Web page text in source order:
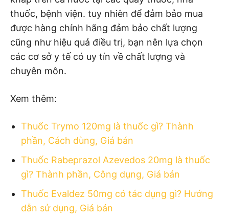
thuốc, bệnh viện. tuy nhiên để đảm bảo mua
được hàng chính hãng đảm bảo chất lượng
cũng như hiệu quả điều trị, bạn nên lựa chọn
các cơ sở y tế có uy tín về chất lượng và
chuyên môn.
Xem thêm:
Thuốc Trymo 120mg là thuốc gì? Thành
phần, Cách dùng, Giá bán
Thuốc Rabeprazol Azevedos 20mg là thuốc
gì? Thành phần, Công dụng, Giá bán
Thuốc Evaldez 50mg có tác dụng gì? Hướng
dẫn sử dụng, Giá bán